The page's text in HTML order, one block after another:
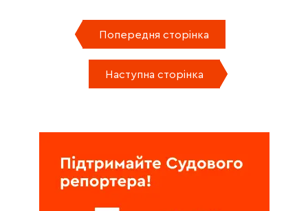
Попередня сторінка
Наступна сторінка